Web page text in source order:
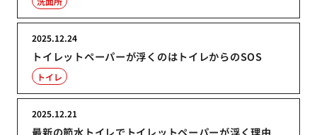
トイレットペーパーが浮くのはトイレからのSOS
2025.12.24
トイレ
最新の節水トイレでトイレットペーパーが浮く理由
2025.12.21